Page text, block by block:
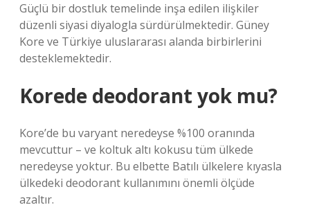
Güçlü bir dostluk temelinde inşa edilen ilişkiler
düzenli siyasi diyalogla sürdürülmektedir. Güney
Kore ve Türkiye uluslararası alanda birbirlerini
desteklemektedir.
Korede deodorant yok mu?
Kore’de bu varyant neredeyse %100 oranında
mevcuttur – ve koltuk altı kokusu tüm ülkede
neredeyse yoktur. Bu elbette Batılı ülkelere kıyasla
ülkedeki deodorant kullanımını önemli ölçüde
azaltır.